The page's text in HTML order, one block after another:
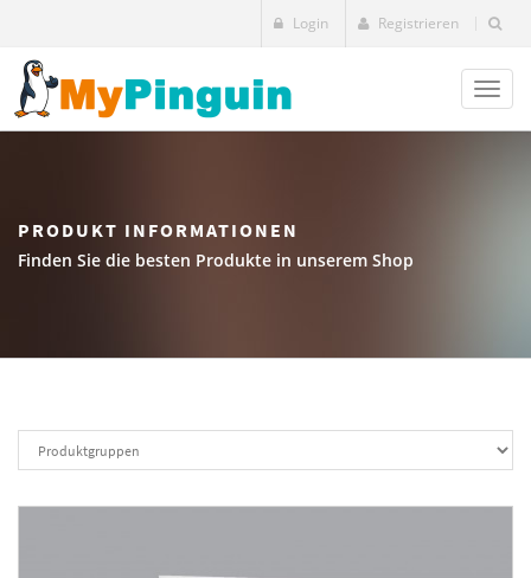
Login Registrieren
PRODUKT INFORMATIONEN
Finden Sie die besten Produkte in unserem Shop